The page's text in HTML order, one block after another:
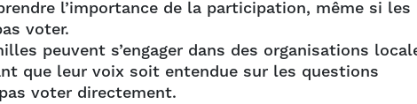
l’importance de la participation, même si les
voter.
peuvent s’engager dans des organisations
que leur voix soit entendue sur les questions
voter directement.